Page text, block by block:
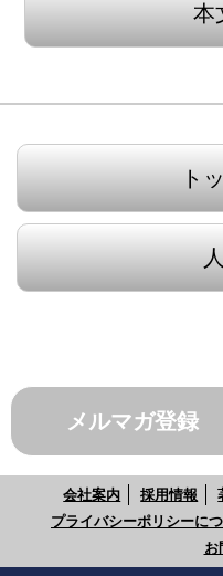
本
ト
メルマガ登録
会社案内 採用情報
プライバシーポリシーに
お